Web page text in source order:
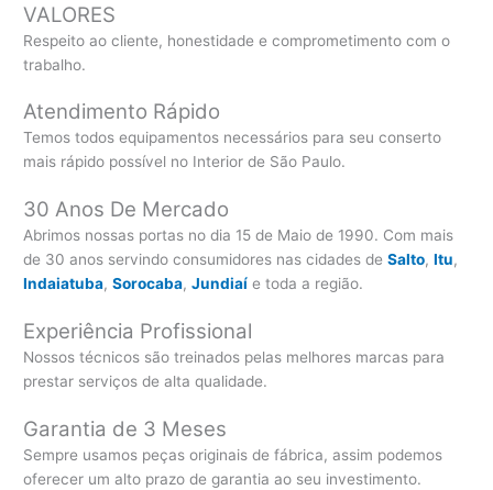
VALORES
Respeito ao cliente, honestidade e comprometimento com o
trabalho.
Atendimento Rápido
Temos todos equipamentos necessários para seu conserto
mais rápido possível no Interior de São Paulo.
30 Anos De Mercado
Abrimos nossas portas no dia 15 de Maio de 1990. Com mais
de 30 anos servindo consumidores nas cidades deSalto,Itu,
Indaiatuba,Sorocaba,Jundiaí e toda a região.
Experiência Profissional
Nossos técnicos são treinados pelas melhores marcas para
prestar serviços de alta qualidade.
Garantia de 3 Meses
Sempre usamos peças originais de fábrica, assim podemos
oferecer um alto prazo de garantia ao seu investimento.